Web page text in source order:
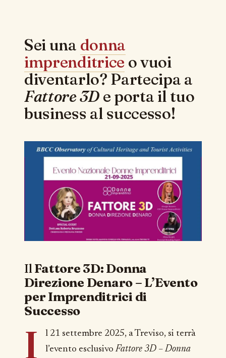
Sei una donna
imprenditrice o vuoi
diventarlo? Partecipa a
Fattore 3De porta il tuo
business al successo!
Il Fattore 3D: Donna
Direzione Denaro – L’Evento
per Imprenditrici di
Successo
I
l 21 settembre 2025, a Treviso, si terrà
l’evento esclusivoFattore 3D – Donna